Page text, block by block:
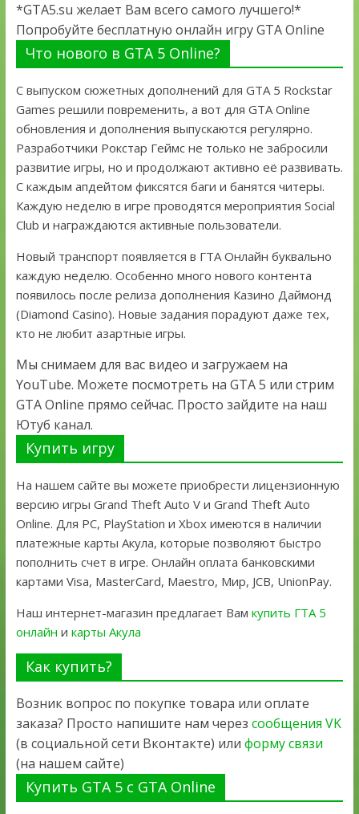
*GTA5.su желает Вам всего самого лучшего!*
Попробуйте бесплатную онлайн игру GTA Online
Что нового в GTA 5 Online?
С выпуском сюжетных дополнений для GTA 5 Rockstar
Games решили повременить, а вот для GTA Online
обновления и дополнения выпускаются регулярно.
Разработчики Рокстар Геймс не только не забросили
развитие игры, но и продолжают активно её развивать.
С каждым апдейтом фиксятся баги и банятся читеры.
Каждую неделю в игре проводятся мероприятия Social
Club и награждаются активные пользователи.
Новый транспорт появляется в ГТА Онлайн буквально
каждую неделю. Особенно много нового контента
появилось после релиза дополнения Казино Даймонд
(Diamond Casino). Новые задания порадуют даже тех,
кто не любит азартные игры.
Мы снимаем для вас видео и загружаем на
YouTube. Можете посмотреть на GTA 5 или стрим
GTA Online прямо сейчас. Просто зайдите на наш
Ютуб канал.
Купить игру
На нашем сайте вы можете приобрести лицензионную
версию игры Grand Theft Auto V и Grand Theft Auto
Online. Для PC, PlayStation и Xbox имеются в наличии
платежные карты Акула, которые позволяют быстро
пополнить счет в игре. Онлайн оплата банковскими
картами Visa, MasterCard, Maestro, Мир, JCB, UnionPay.
Наш интернет-магазин предлагает Вам купить ГТА 5
онлайн и карты Акула
Как купить?
Возник вопрос по покупке товара или оплате
заказа? Просто напишите нам через сообщения VK
(в социальной сети Вконтакте) или форму связи
(на нашем сайте)
Купить GTA 5 с GTA Online